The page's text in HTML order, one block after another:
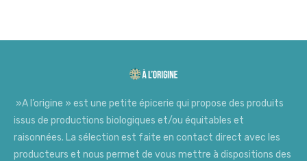
»A l’origine » est une petite épicerie qui propose des produits
issus de productions biologiques et/ou équitables et
raisonnées. La sélection est faite en contact direct avec les
producteurs et nous permet de vous mettre à dispositions des